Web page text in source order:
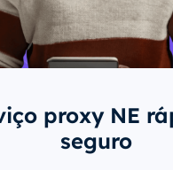
proxy NE
seguro